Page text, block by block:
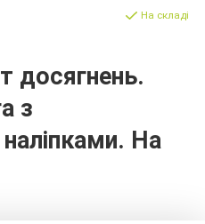
досягнень.
з
На
На складі